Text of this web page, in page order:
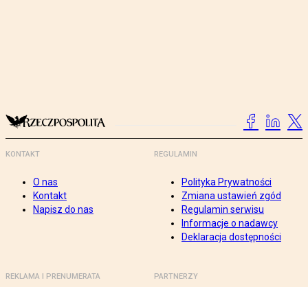
KONTAKT
O nas
Kontakt
Napisz do nas
REGULAMIN
Polityka Prywatności
Zmiana ustawień zgód
Regulamin serwisu
Informacje o nadawcy
Deklaracja dostępności
REKLAMA I PRENUMERATA PARTNERZY